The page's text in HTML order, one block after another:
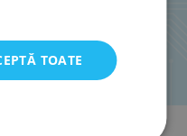
TOATE